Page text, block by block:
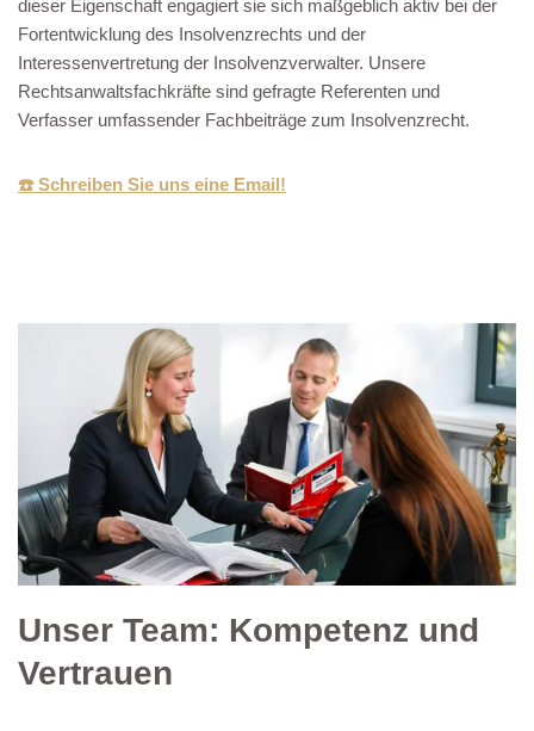
dieser Eigenschaft engagiert sie sich maßgeblich aktiv bei der
Fortentwicklung des Insolvenzrechts und der
Interessenvertretung der Insolvenzverwalter. Unsere
Rechtsanwaltsfachkräfte sind gefragte Referenten und
Verfasser umfassender Fachbeiträge zum Insolvenzrecht.
☎️ Schreiben Sie uns eine Email!
Unser Team: Kompetenz und
Vertrauen